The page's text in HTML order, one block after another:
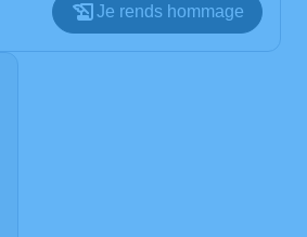
Je rends hommage